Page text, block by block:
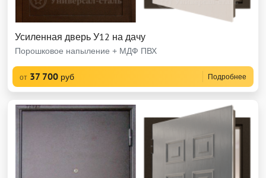
Усиленная дверь У12 на дачу
Порошковое напыление + МДФ ПВХ
от 37 700 руб Подробнее